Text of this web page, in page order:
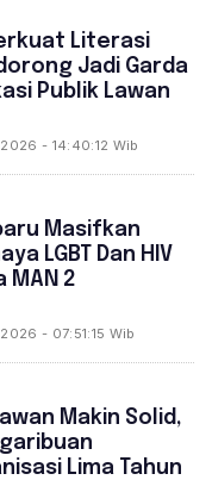
Literasi
Jadi Garda
Publik Lawan
- 14:40:12 Wib
Masifkan
LGBT Dan HIV
MAN 2
- 07:51:15 Wib
Makin Solid,
Lima Tahun